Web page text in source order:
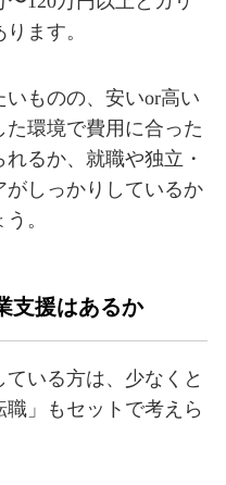
ます。
ものの、安いor高い
環境で費用に合った
るか、就職や独立・
がしっかりしているか
。
支援はあるか
いる方は、少なくと
」もセットで考えら